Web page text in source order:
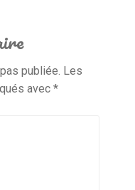
publiée. Les
avec *